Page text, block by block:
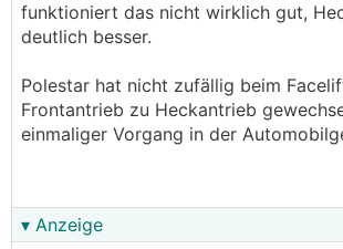
funktioniert das nicht wirklich gut,
deutlich besser.
Polestar hat nicht zufällig beim
Frontantrieb zu Heckantrieb
einmaliger Vorgang in der
▾ Anzeige